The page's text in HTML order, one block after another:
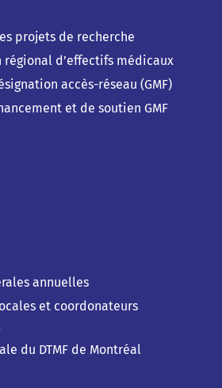
projets de recherche
régional d’effectifs médicaux
accès-réseau (GMF)
et de soutien GMF
annuelles
et coordonateurs
du DTMF de Montréal